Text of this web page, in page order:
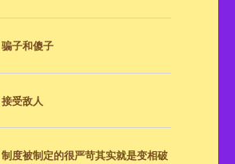
骗子和傻子
接受敌人
制度被制定的很严苛其实就是变相破